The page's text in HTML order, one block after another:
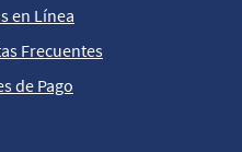
en Línea
Frecuentes
de Pago